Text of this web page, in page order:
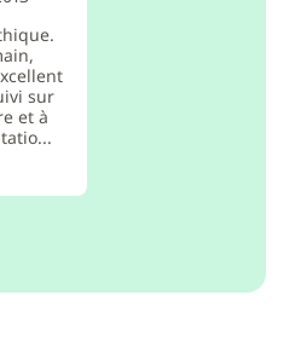
sur
et à